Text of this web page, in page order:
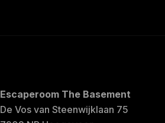
Escaperoom The Basement
De Vos van Steenwijklaan 75